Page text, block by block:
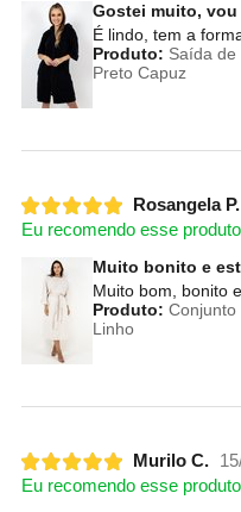
Gostei muito,
É lindo, tem a
Produto: Saída de
Preto Capuz
Rosangela P.
Eu recomendo esse
Muito bonito e
Muito bom, bonito
Produto: Conjunto
Linho
Murilo C.
Eu recomendo esse